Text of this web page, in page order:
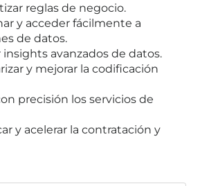
reglas de negocio.
y acceder fácilmente a
de datos.
avanzados de datos.
y mejorar la codificación
precisión los servicios de
y acelerar la contratación y